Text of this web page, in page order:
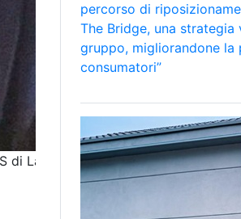
di Las Vegas
percorso di
The Bridge, una
gruppo, migliorandone la
consumatori”